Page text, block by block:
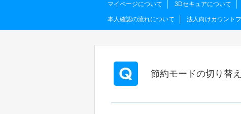
マイページについて 3Dセキュアについて
本人確認の流れについて 法人向けカウント
節約モードの切り替